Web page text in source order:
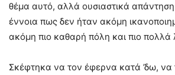
θέμα αυτό, αλλά ουσιαστικά
έννοια πως δεν ήταν ακόμη
ακόμη πιο καθαρή πόλη και πιο πολλά
Σκέφτηκα να τον έφερνα κατά ’δω,